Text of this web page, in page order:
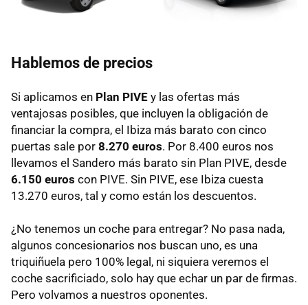
Hablemos de precios
Si aplicamos en Plan PIVE y las ofertas más
ventajosas posibles, que incluyen la obligación de
financiar la compra, el Ibiza más barato con cinco
puertas sale por 8.270 euros. Por 8.400 euros nos
llevamos el Sandero más barato sin Plan PIVE, desde
6.150 euros con PIVE. Sin PIVE, ese Ibiza cuesta
13.270 euros, tal y como están los descuentos.
¿No tenemos un coche para entregar? No pasa nada,
algunos concesionarios nos buscan uno, es una
triquiñuela pero 100% legal, ni siquiera veremos el
coche sacrificiado, solo hay que echar un par de firmas.
Pero volvamos a nuestros oponentes.